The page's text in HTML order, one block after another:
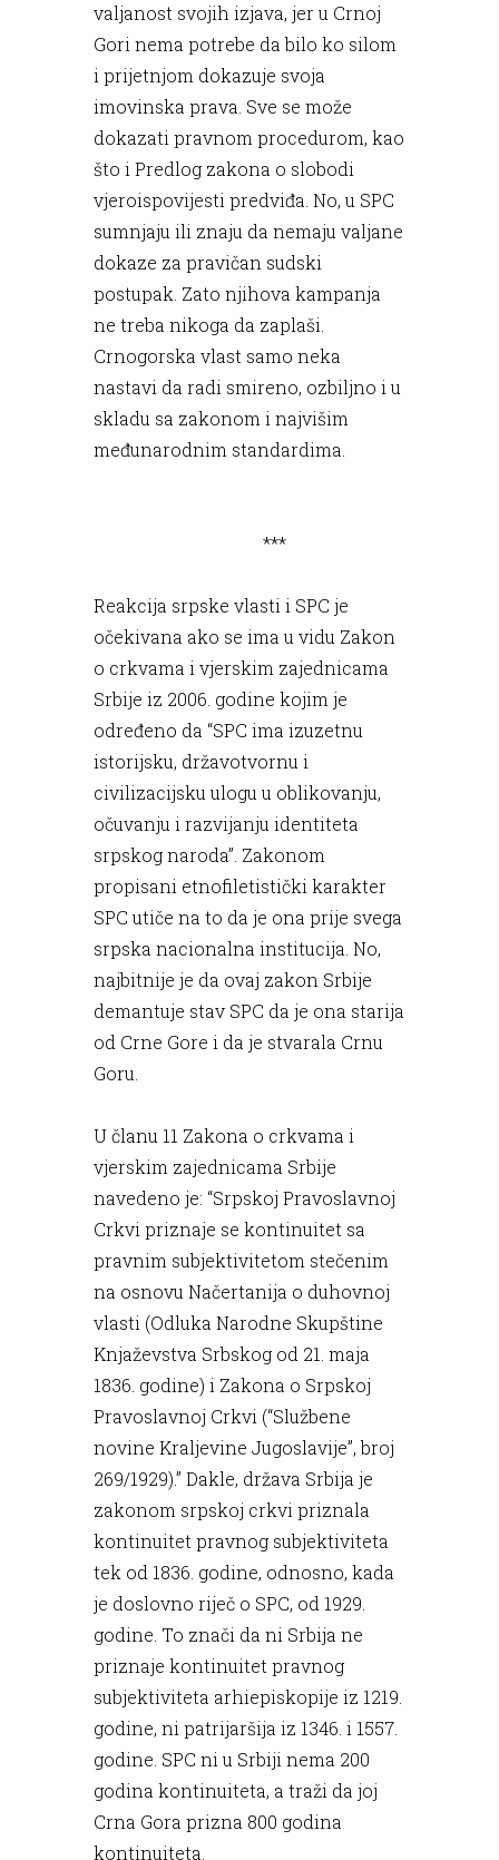
valjanost svojih izjava, jer u Crnoj
Gori nema potrebe da bilo ko silom
i prijetnjom dokazuje svoja
imovinska prava. Sve se može
dokazati pravnom procedurom, kao
što i Predlog zakona o slobodi
vjeroispovijesti predviđa. No, u SPC
sumnjaju ili znaju da nemaju valjane
dokaze za pravičan sudski
postupak. Zato njihova kampanja
ne treba nikoga da zaplaši.
Crnogorska vlast samo neka
nastavi da radi smireno, ozbiljno i u
skladu sa zakonom i najvišim
međunarodnim standardima.
***
Reakcija srpske vlasti i SPC je
očekivana ako se ima u vidu Zakon
o crkvama i vjerskim zajednicama
Srbije iz 2006. godine kojim je
određeno da “SPC ima izuzetnu
istorijsku, državotvornu i
civilizacijsku ulogu u oblikovanju,
očuvanju i razvijanju identiteta
srpskog naroda”. Zakonom
propisani etnofiletistički karakter
SPC utiče na to da je ona prije svega
srpska nacionalna institucija. No,
najbitnije je da ovaj zakon Srbije
demantuje stav SPC da je ona starija
od Crne Gore i da je stvarala Crnu
Goru.
U članu 11 Zakona o crkvama i
vjerskim zajednicama Srbije
navedeno je: “Srpskoj Pravoslavnoj
Crkvi priznaje se kontinuitet sa
pravnim subjektivitetom stečenim
na osnovu Načertanija o duhovnoj
vlasti (Odluka Narodne Skupštine
Knjaževstva Srbskog od 21. maja
1836. godine) i Zakona o Srpskoj
Pravoslavnoj Crkvi (“Službene
novine Kraljevine Jugoslavije”, broj
269/1929).” Dakle, država Srbija je
zakonom srpskoj crkvi priznala
kontinuitet pravnog subjektiviteta
tek od 1836. godine, odnosno, kada
je doslovno riječ o SPC, od 1929.
godine. To znači da ni Srbija ne
priznaje kontinuitet pravnog
subjektiviteta arhiepiskopije iz 1219.
godine, ni patrijaršija iz 1346. i 1557.
godine. SPC ni u Srbiji nema 200
godina kontinuiteta, a traži da joj
Crna Gora prizna 800 godina
kontinuiteta.